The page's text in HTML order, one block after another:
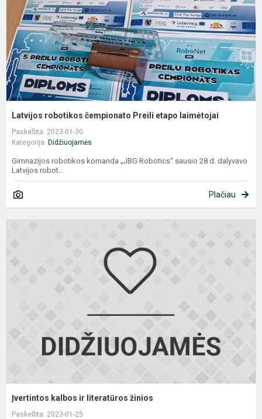
Latvijos robotikos čempionato Preili etapo laimėtojai
Paskelbta: 2023-01-30
Kategorija: Didžiuojamės
Gimnazijos robotikos komanda „JBG Robotics“ sausio 28 d. dalyvavo
Latvijos robot...
Plačiau
Įvertintos kalbos ir literatūros žinios
Paskelbta: 2023-01-25